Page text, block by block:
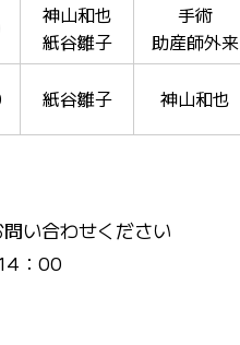
神山和也
紙谷雛子
手術
助産師外来
紙谷雛子 神山和也
い合わせください
：00